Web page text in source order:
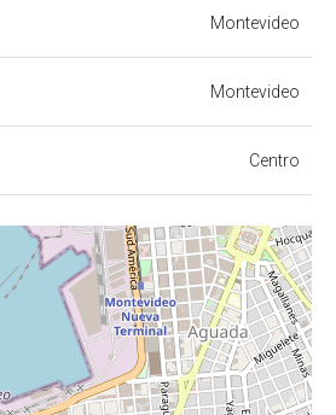
Montevideo
Montevideo
Centro